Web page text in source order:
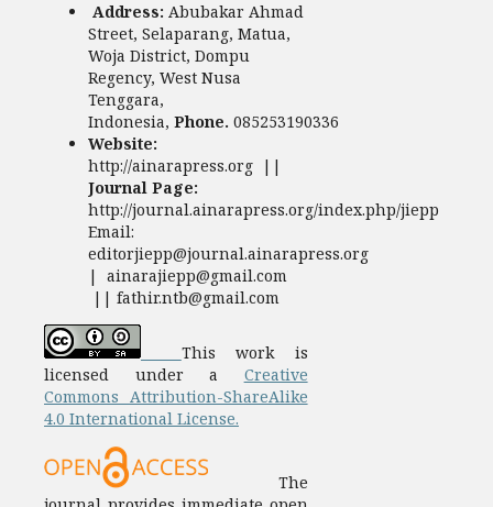
Address: Abubakar Ahmad
Street, Selaparang, Matua,
Woja District, Dompu
Regency, West Nusa
Tenggara,
Indonesia, Phone. 085253190336
Website:
http://ainarapress.org ||
Journal Page:
http://journal.ainarapress.org/index.php/jiepp
Email:
editorjiepp@journal.ainarapress.org
| ainarajiepp@gmail.com
|| fathir.ntb@gmail.com
This work is
licensed under a Creative
Commons Attribution-ShareAlike
4.0 International License.
The